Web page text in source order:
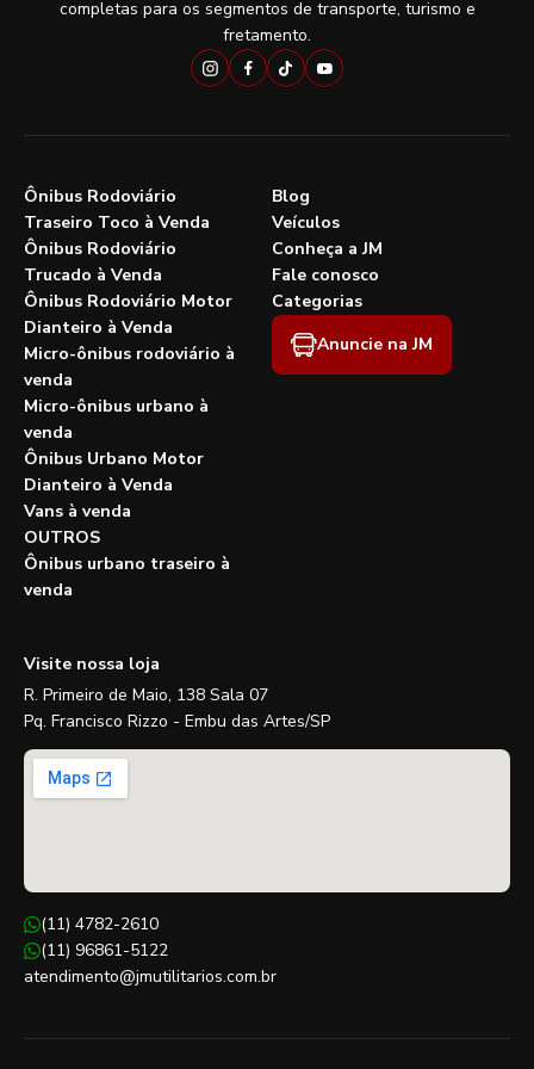
completas para os segmentos de transporte, turismo e
fretamento.
Ônibus Rodoviário
Traseiro Toco à Venda
Ônibus Rodoviário
Trucado à Venda
Ônibus Rodoviário Motor
Dianteiro à Venda
Micro-ônibus rodoviário à
venda
Micro-ônibus urbano à
venda
Ônibus Urbano Motor
Dianteiro à Venda
Vans à venda
OUTROS
Ônibus urbano traseiro à
venda
Blog
Veículos
Conheça a JM
Fale conosco
Categorias
Anuncie na JM
Visite nossa loja
R. Primeiro de Maio, 138 Sala 07
Pq. Francisco Rizzo - Embu das Artes/SP
(11) 4782-2610
(11) 96861-5122
atendimento@jmutilitarios.com.br